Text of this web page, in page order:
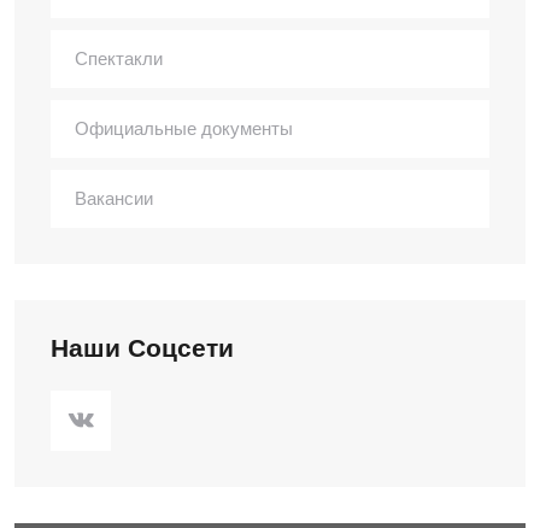
Спектакли
Официальные документы
Вакансии
Наши Соцсети